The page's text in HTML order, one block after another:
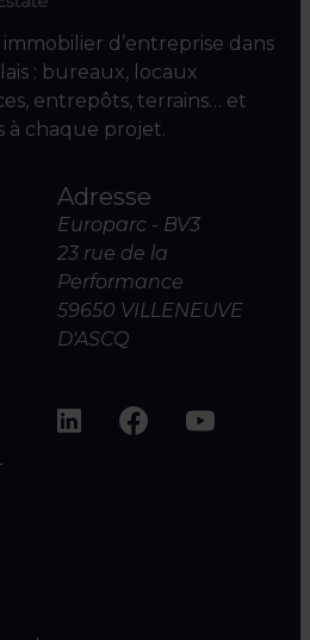
d’entreprise dans
: bureaux, locaux
entrepôts, terrains… et
à chaque projet.
Adresse
Europarc - BV3
23 rue de la
Performance
59650 VILLENEUVE
D'ASCQ